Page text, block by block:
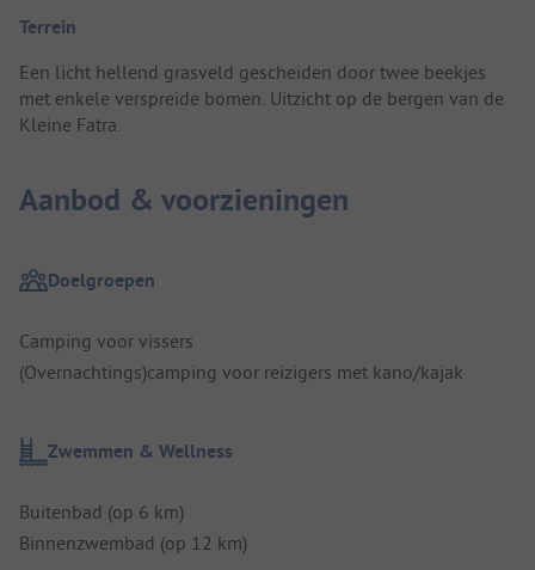
Terrein
Een licht hellend grasveld gescheiden door twee beekjes
met enkele verspreide bomen. Uitzicht op de bergen van de
Kleine Fatra.
Aanbod & voorzieningen
Doelgroepen
Camping voor vissers
(Overnachtings)camping voor reizigers met kano/kajak
Zwemmen & Wellness
Buitenbad (op 6 km)
Binnenzwembad (op 12 km)